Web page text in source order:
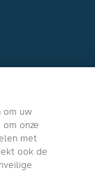
om uw
onze
met
ook de